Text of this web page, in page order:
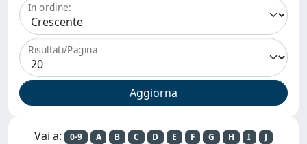
In ordine:
Risultati/Pagina
Vai a: 0-9 A B C D E F G H I
J